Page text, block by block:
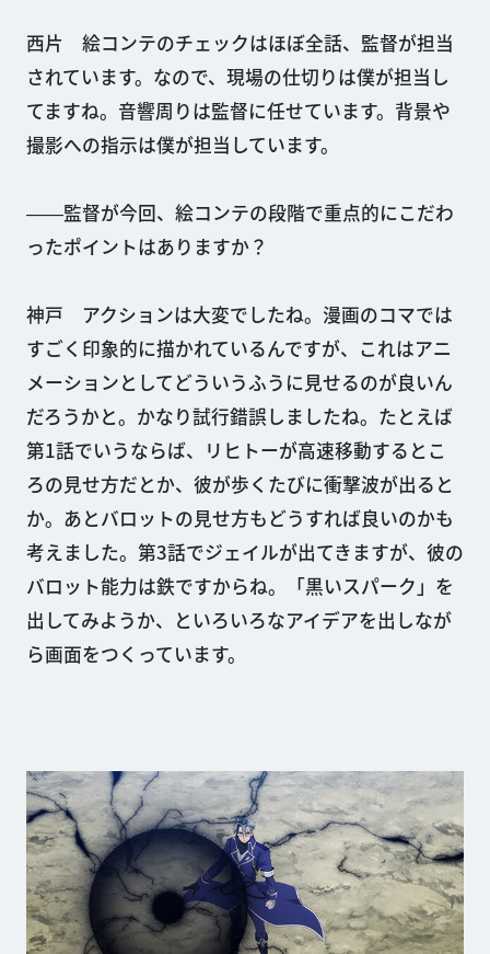
西片 絵コンテのチェックはほぼ全話、監督が担当
されています。なので、現場の仕切りは僕が担当し
てますね。音響周りは監督に任せています。背景や
撮影への指示は僕が担当しています。
――監督が今回、絵コンテの段階で重点的にこだわ
ったポイントはありますか？
神戸 アクションは大変でしたね。漫画のコマでは
すごく印象的に描かれているんですが、これはアニ
メーションとしてどういうふうに見せるのが良いん
だろうかと。かなり試行錯誤しましたね。たとえば
第1話でいうならば、リヒトーが高速移動するとこ
ろの見せ方だとか、彼が歩くたびに衝撃波が出ると
か。あとバロットの見せ方もどうすれば良いのかも
考えました。第3話でジェイルが出てきますが、彼の
バロット能力は鉄ですからね。「黒いスパーク」を
出してみようか、といろいろなアイデアを出しなが
ら画面をつくっています。